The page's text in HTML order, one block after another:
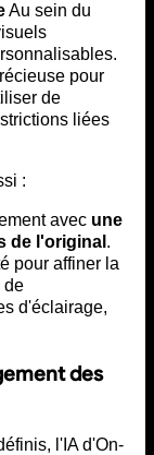
Au sein du
pour
de
liées
:
avec une
de l'original .
pour affiner la
de
d'éclairage,
des
l'IA d'On-